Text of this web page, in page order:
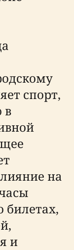
спорт,
в
на
и